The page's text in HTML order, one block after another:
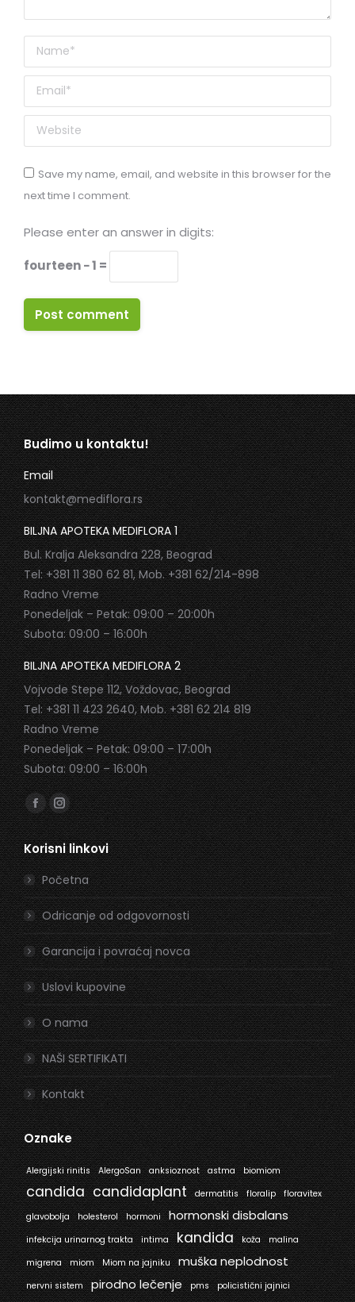
Name *
Email *
Website
Save my name, email, and website in this browser for the
next time I comment.
Please enter an answer in digits:
fourteen − 1 =
Post comment
Budimo u kontaktu!
Email
kontakt@mediflora.rs
BILJNA APOTEKA MEDIFLORA 1
Bul. Kralja Aleksandra 228, Beograd
Tel: +381 11 380 62 81, Mob. +381 62/214-898
Radno Vreme
Ponedeljak – Petak: 09:00 – 20:00h
Subota: 09:00 – 16:00h
BILJNA APOTEKA MEDIFLORA 2
Vojvode Stepe 112, Voždovac, Beograd
Tel: +381 11 423 2640, Mob. +381 62 214 819
Radno Vreme
Ponedeljak – Petak: 09:00 – 17:00h
Subota: 09:00 – 16:00h
Find us on:
Facebook
page
opens
in
new
window
Instagram
page
opens
in
new
window
Korisni linkovi
Početna
Odricanje od odgovornosti
Garancija i povraćaj novca
Uslovi kupovine
O nama
NAŠI SERTIFIKATI
Kontakt
Oznake
Alergijski rinitis AlergoSan anksioznost astma biomiom
candida candidaplant dermatitis floralip
floravitex
glavobolja
holesterol hormoni hormonski disbalans
infekcija urinarnog trakta intima kandida koža
malina
migrena
miom Miom na jajniku muška neplodnost
nervni sistem pirodno lečenje pms policistični jajnici